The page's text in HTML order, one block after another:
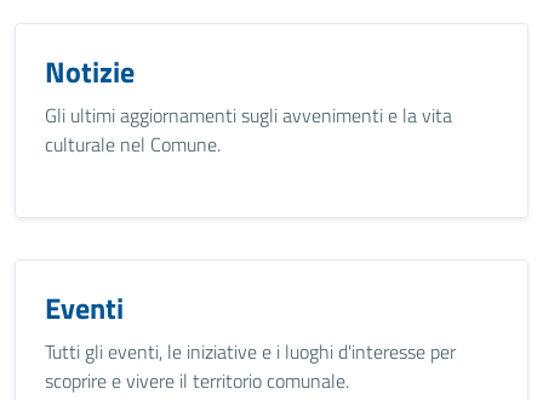
Notizie
Gli ultimi aggiornamenti sugli avvenimenti e la vita
culturale nel Comune.
Eventi
Tutti gli eventi, le iniziative e i luoghi d'interesse per
scoprire e vivere il territorio comunale.